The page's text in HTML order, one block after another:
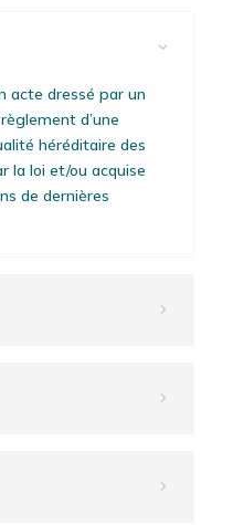
3
acte dressé par un
d’une
héréditaire des
la loi et/ou acquise
de dernières
5
5
5